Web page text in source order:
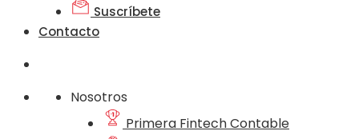
Suscríbete
Contacto
Nosotros
Primera Fintech Contable